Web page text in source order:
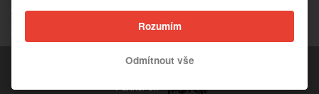
Velkoobchod
Copyright © 2026 Picasee
Partner of:
Rozumím
Odmítnout vše